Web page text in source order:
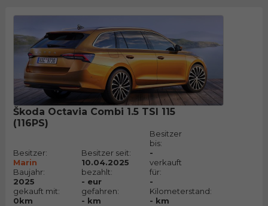
Škoda Octavia Combi 1.5 TSI 115
(116PS)
Besitzer:
Marin
Baujahr:
2025
gekauft mit:
0km
Besitzer seit:
10.04.2025
bezahlt:
- eur
gefahren:
- km
Besitzer
bis:
-
verkauft
für:
-
Kilometerstand:
- km